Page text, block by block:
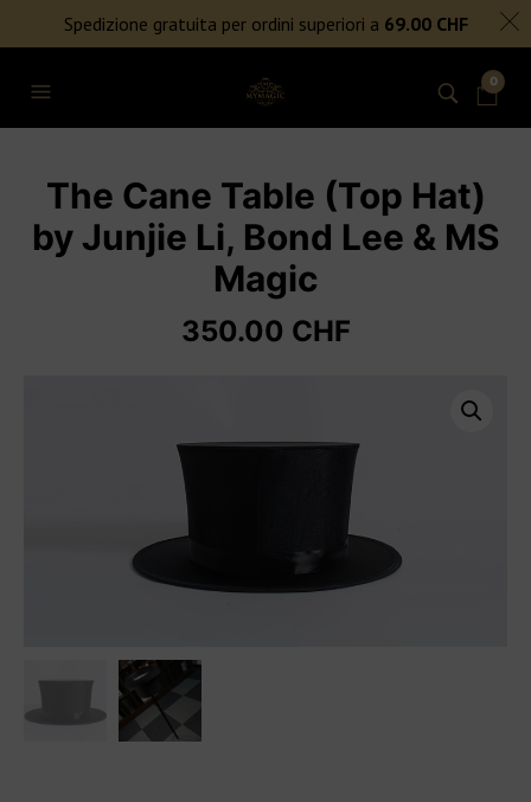
SPEDIZIONE GRATUITA PER ORDINI SUPERIORI A 69€
NIENTE DAZI DOGANALI
0
The Cane Table (Top Hat)
by Junjie Li, Bond Lee & MS
Magic
350.00 CHF
Spedizione gratuita per ordini superiori a 69.00 CHF